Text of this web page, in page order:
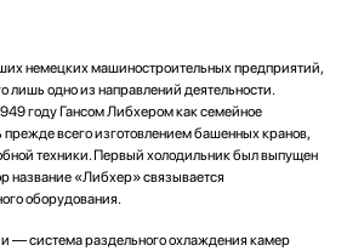
немецких машиностроительных предприятий,
лишь одно из направлений деятельности.
году Гансом Либхером как семейное
всего изготовлением башенных кранов,
техники. Первый холодильник был выпущен
название «Либхер» связывается
оборудования.
— система раздельного охлаждения камер